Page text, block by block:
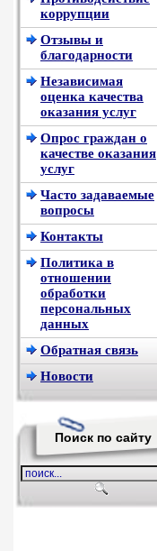
коррупции
Отзывы и
благодарности
Независимая
оценка качества
оказания услуг
Опрос граждан о
качестве оказания
услуг
Часто задаваемые
вопросы
Контакты
Политика в
отношении
обработки
персональных
данных
Обратная связь
Новости
Поиск по сайту